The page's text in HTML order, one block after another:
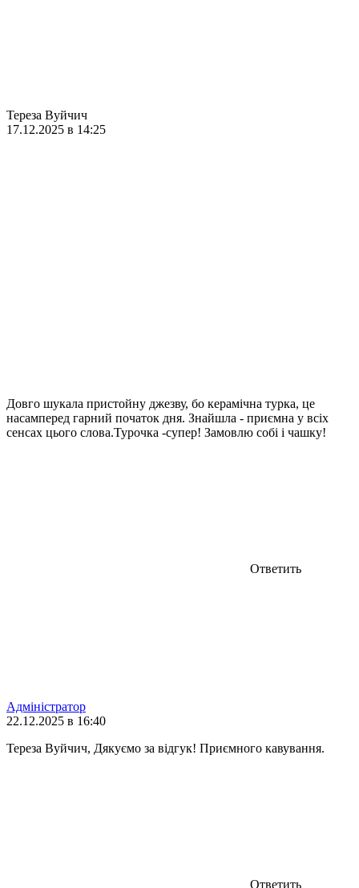
Тереза Вуйчич
17.12.2025 в 14:25
Довго шукала пристойну джезву, бо керамічна турка, це
насамперед гарний початок дня. Знайшла - приємна у всіх
сенсах цього слова.Турочка -супер! Замовлю собі і чашку!
Ответить
Адміністратор
22.12.2025 в 16:40
Тереза Вуйчич, Дякуємо за відгук! Приємного кавування.
Ответить